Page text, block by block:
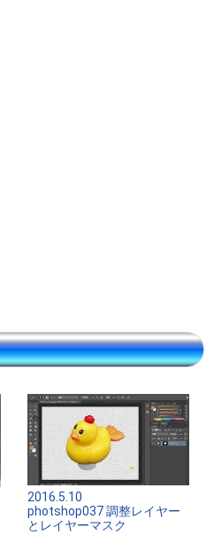
2016.5.10
photshop037 調整レイヤー
とレイヤーマスク